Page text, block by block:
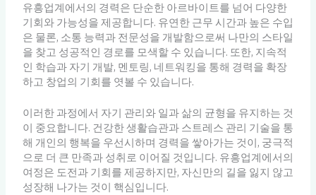
유흥업계에서의 경력은 단순한 아르바이트를 넘어 다양한
기회와 가능성을 제공합니다. 유연한 근무 시간과 높은 수입
은 물론, 소통 능력과 전문성을 개발함으로써 나만의 스타일
을 찾고 성공적인 경로를 모색할 수 있습니다. 또한, 지속적
인 학습과 자기 개발, 멘토링, 네트워킹을 통해 경력을 확장
하고 창업의 기회를 엿볼 수 있습니다.
이러한 과정에서 자기 관리와 일과 삶의 균형을 유지하는 것
이 중요합니다. 건강한 생활습관과 스트레스 관리 기술을 통
해 개인의 행복을 우선시하며 경력을 쌓아가는 것이, 궁극적
으로 더 큰 만족과 성취로 이어질 것입니다. 유흥업계에서의
여정은 도전과 기회를 제공하지만, 자신만의 길을 잃지 않고
성장해 나가는 것이 핵심입니다.